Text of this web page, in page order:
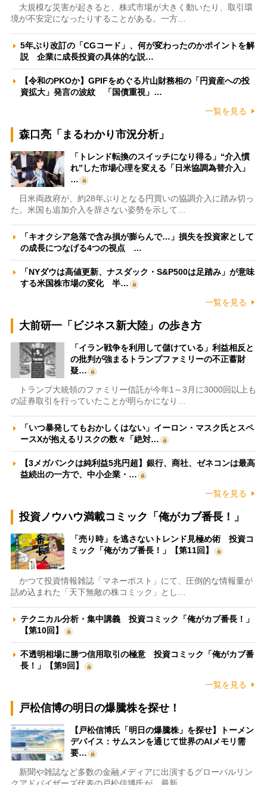
大規模な災害が起きると、株式市場が大きく動いたり、取引環
境が不安定になったりすることがある。一方…
5年ぶり改訂の「CGコード」、何が変わったのかポイントを解
説 企業に成長投資の具体的な説…
【令和のPKOか】GPIFをめぐる片山財務相の「円資産への投
資拡大」発言の波紋 「国債重視」…
一覧を見る
森口亮「まるわかり市況分析」
「トレンド転換のスイッチになり得る」“介入慣
れ”した市場心理を変える「日米協調為替介入」
…
日米両政府が、約28年ぶりとなる円買いの協調介入に踏み切っ
た。米国も追加介入を辞さない姿勢を示して…
「キオクシア急落で含み損が膨らんで…」損失を投資家として
の成長につなげる4つの視点 …
「NYダウは高値更新、ナスダック・S&P500は足踏み」が意味
する米国株市場の変化 半…
一覧を見る
大前研一「ビジネス新大陸」の歩き方
「イラン戦争を利用して儲けている」利益相反と
の批判が強まるトランプファミリーの不正蓄財
疑…
トランプ大統領のファミリー信託が今年1～3月に3000回以上も
の証券取引を行っていたことが明らかになり…
「いつ暴発してもおかしくはない」イーロン・マスク氏とスペ
ースXが抱えるリスクの数々「絶対…
【3メガバンクは純利益5兆円超】銀行、商社、ゼネコンは最高
益続出の一方で、中小企業・…
一覧を見る
投資ノウハウ満載コミック「俺がカブ番長！」
「売り時」を逃さないトレンド見極め術 投資コ
ミック「俺がカブ番長！」【第11回】
かつて投資情報雑誌「マネーポスト」にて、圧倒的な情報量が
詰め込まれた「天下無敵の株コミック」とし…
テクニカル分析・集中講義 投資コミック「俺がカブ番長！」
【第10回】
不透明相場に勝つ信用取引の極意 投資コミック「俺がカブ番
長！」【第9回】
一覧を見る
戸松信博の明日の爆騰株を探せ！
【戸松信博氏「明日の爆騰株」を探せ】トーメン
デバイス：サムスンを通じて世界のAIメモリ需
要…
新聞や雑誌など多数の金融メディアに出演するグローバルリン